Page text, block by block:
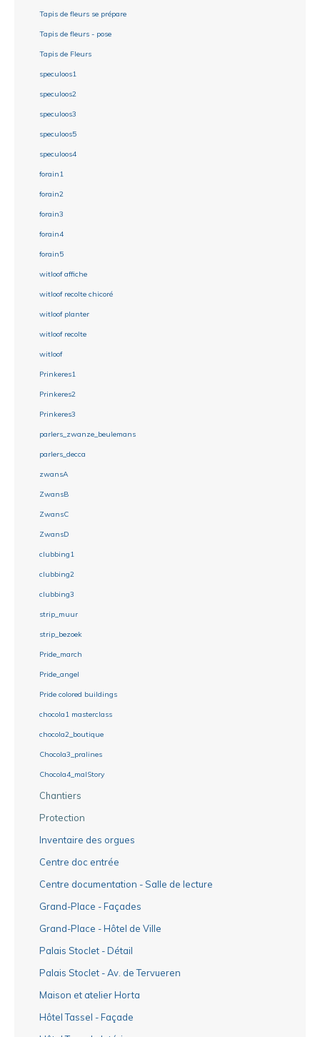
Tapis de fleurs se prépare
Tapis de fleurs - pose
Tapis de Fleurs
speculoos1
speculoos2
speculoos3
speculoos5
speculoos4
forain1
forain2
forain3
forain4
forain5
witloof affiche
witloof recolte chicoré
witloof planter
witloof recolte
witloof
Prinkeres1
Prinkeres2
Prinkeres3
parlers_zwanze_beulemans
parlers_decca
zwansA
ZwansB
ZwansC
ZwansD
clubbing1
clubbing2
clubbing3
strip_muur
strip_bezoek
Pride_march
Pride_angel
Pride colored buildings
chocola1 masterclass
chocola2_boutique
Chocola3_pralines
Chocola4_malStory
Chantiers
Protection
Inventaire des orgues
Centre doc entrée
Centre documentation - Salle de lecture
Grand-Place - Façades
Grand-Place - Hôtel de Ville
Palais Stoclet - Détail
Palais Stoclet - Av. de Tervueren
Maison et atelier Horta
Hôtel Tassel - Façade